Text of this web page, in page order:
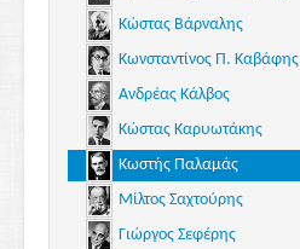
Κώστας Βάρναλης
Κωνσταντίνος Π. Καβάφης
Ανδρέας Κάλβος
Κώστας Καρυωτάκης
Κωστής Παλαμάς
Μίλτος Σαχτούρης
Γιώργος Σεφέρης